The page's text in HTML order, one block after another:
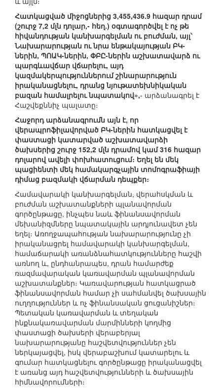
Հատկացված միջոցներից 3,455,436.9 հազար դրամ
(շուրջ 7,2 մլն դոլար,- հեղ.) օգտագործվել է ոչ թե
հիվանդության կանխարգելման ու բուժման, այլ՝
Նախարարության ու նրա ենթակայության ԲԿ-
ներին, ՊՈԱԿ-ներին, ՓԲԸ-ներին աշխատավարձ ու
պարգևավճար վճարելու, այդ
կազմակերպություններում շինարարություն
իրականացնելու, դրանց նյութատեխնիկական
բազան համալրելու նպատակով»,- արձանագրել է
Հաշվեքննիչ պալատը։
Հաջորդ արձանագրումն այն է, որ
վերապրոֆիլավորված ԲԿ-ներին հատկացվել է
փաստացի կատարված աշխատավարձի
ծախսերից շուրջ 152,2 մլն դրամով կամ 316 հազար
դոլարով ավելի փոխհատուցում։ Եղել են մեկ
պացիենտի մեկ համակարգչային տոմոգրաֆիայի
դիմաց բազմակի վճարման դեպքեր։
Համավարակի կանխարգելման, վերահսկման և
բուժման աշխատանքների պլանավորման
գործընթացը, ինչպես նաև ֆինանսավորման
մեխանիզմները նպատակային արդյունավետ չեն
եղել։ Առողջապահության նախարարությունը չի
իրականացրել համավարակի կանխարգելման,
համաճարակի առանձնահատկությունները հաշվի
առնող և, ընդհանրապես, դրան համարժեք
ռազմավարական կառավարման պլանավորման
աշխատանքներ։ Կառավարության հատկացրած
ֆինանսավորման համար չի սահմանվել ծախսային
ուղղություններ և ոչ ֆինանսական ցուցանիշներ։
Պետական կառավարման և տեղական
ինքնակառավարման մարմինների կողմից
փաստացի ծախսերի վերաբերյալ
նախարարությանը հաշվետվություններ չեն
ներկայացվել, իսկ վերաբաշխում կատարելու և
գումար հատկացնելու գործընթացը իրականացվել
է առանց այդ հաշվետվությունների և ծախսային
հիմնավորումների։